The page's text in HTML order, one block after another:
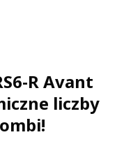
R Avant
liczby